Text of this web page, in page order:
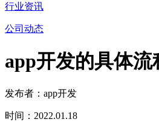
行业资讯
公司动态
app开发的具体流
发布者：app开发
时间：2022.01.18